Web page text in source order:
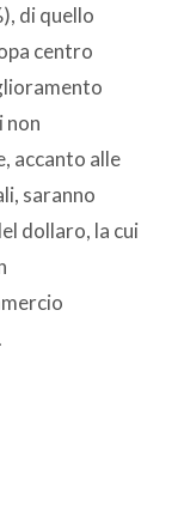
di quello
centro
non
accanto alle
saranno
dollaro, la cui